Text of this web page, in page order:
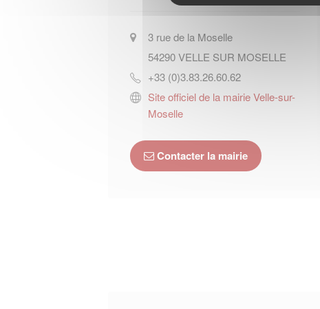
3 rue de la Moselle
54290VELLE SUR MOSELLE
+33 (0)3.83.26.60.62
Site officiel de la mairie Velle-sur-
Moselle
Contacter la mairie